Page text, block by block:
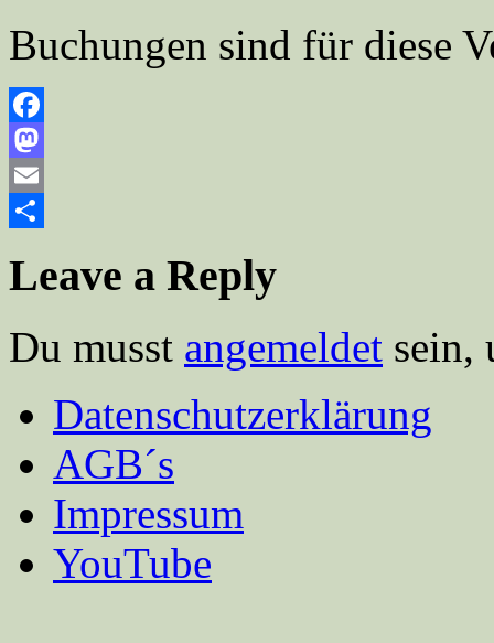
Buchungen sind für diese
Facebook
Mastodon
Email
Leave a Reply
Du musst angemeldet sein,
Datenschutzerklärung
AGB´s
Impressum
YouTube